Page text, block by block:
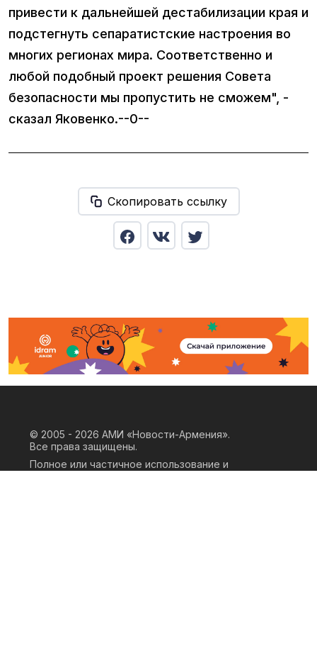
привести к дальнейшей дестабилизации края и
подстегнуть сепаратистские настроения во
многих регионах мира. Соответственно и
любой подобный проект решения Совета
безопасности мы пропустить не сможем", -
сказал Яковенко.--0--
Скопировать ссылку
© 2005 - 2026 АМИ «Новости-Армения».
Все права защищены.
Полное или частичное использование и